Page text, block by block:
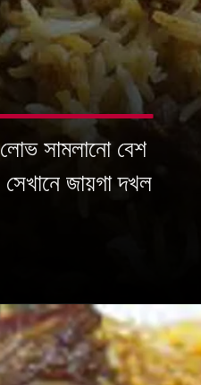
লোভ সামলানো বেশ
সেখানে জায়গা দখল